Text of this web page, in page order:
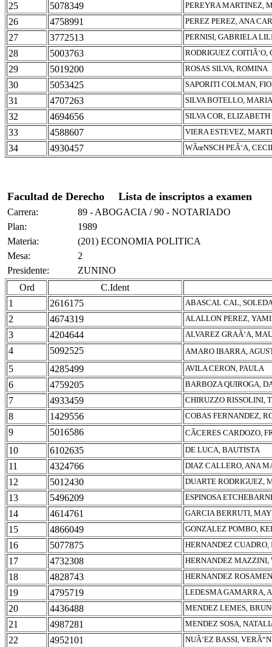
25 5078349 PEREYRA MARTINEZ,
26 4758991 PEREZ PEREZ, ANA
27 3772513 PERNISI, GABRIELA
28 5003763 RODRIGUEZ
29 5019200 ROSAS SILVA, ROMINA
30 5053425 SAPORITI COLMAN,
31 4707263 SILVA BOTELLO,
32 4694656 SILVA COR,
33 4588607 VIERA ESTEVEZ,
34 4930457 WÃœNSCH PEÃ‘A,
Facultad de Derecho Lista de inscriptos a examen
Carrera:
89 - ABOGACIA / 90 - NOTARIADO
Plan:
1989
Materia:
(201) ECONOMIA POLITICA
Mesa:
2
Presidente:
ZUNINO
Ord
C.Ident
1
2616175 ABASCAL CAL,
2 4674319 ALALLON PEREZ,
3 4204644 ALVAREZ GRAÃ‘A,
4 5092525 AMARO IBARRA,
5 4285499 AVILA CERON, PAULA
6 4759205 BARBOZA QUIROGA,
7 4933459 CHIRUZZO RISSOLINI,
8 1429556 COBAS FERNANDEZ,
9 5016586 CÃCERES CARDOZO,
10 6102635 DE LUCA, BAUTISTA
11 4324766 DIAZ CALLERO, ANA
12 5012430 DUARTE RODRIGUEZ,
13 5496209 ESPINOSA
14 4614761 GARCIA BERRUTI,
15 4866049 GONZALEZ POMBO,
16 5077875 HERNANDEZ CUADRO,
17 4732308 HERNANDEZ MAZZINI,
18 4828743 HERNANDEZ
19 4795719 LEDESMA GAMARRA,
20 4436488 MENDEZ LEMES,
21 4987281 MENDEZ SOSA,
22 4952101 NUÃ‘EZ BASSI,